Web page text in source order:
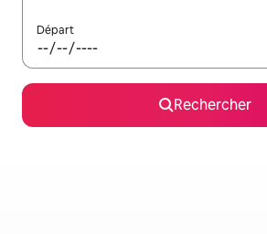
Départ
Rechercher